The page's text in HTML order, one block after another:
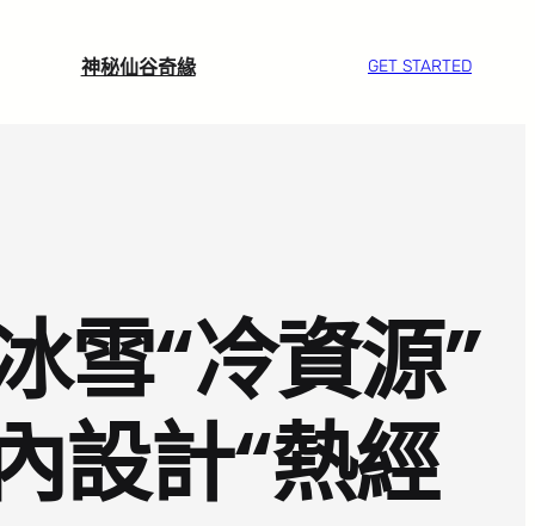
神秘仙谷奇緣 GET STARTED
雪“冷資源”
設計“熱經